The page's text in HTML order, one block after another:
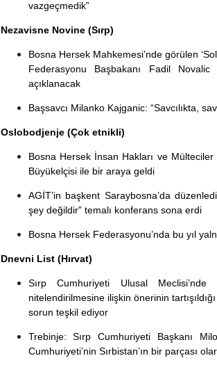
vazgeçmedik”
Nezavisne Novine (Sırp)
Bosna Hersek Mahkemesi’nde görülen
Federasyonu Başbakanı Fadil
açıklanacak
Başsavcı Milanko Kajganic: “Savcılıkta,
Oslobodjenje (Çok etnikli)
Bosna Hersek İnsan Hakları ve
Büyükelçisi ile bir araya geldi
AGİT’in başkent Saraybosna’da
şey değildir” temalı konferans sona erdi
Bosna Hersek Federasyonu’nda bu yıl
Dnevni List (Hırvat)
Sırp Cumhuriyeti Ulusal
nitelendirilmesine ilişkin önerinin
sorun teşkil ediyor
Trebinje: Sırp Cumhuriyeti Başkanı
Cumhuriyeti’nin Sırbistan’ın bir parçası